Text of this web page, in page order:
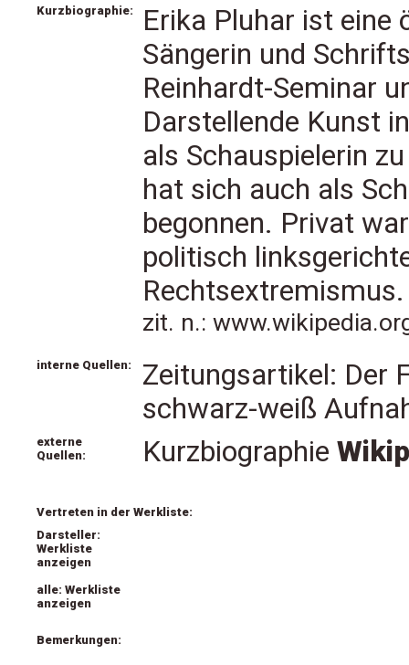
Kurzbiographie:
Erika Pluhar ist eine
Sängerin und
Reinhardt-Seminar
Darstellende Kunst
als Schauspielerin
hat sich auch als
begonnen. Privat
politisch
Rechtsextremismus.
zit. n.:
interne Quellen:
Zeitungsartikel: Der
schwarz-weiß
externe
Quellen:
Kurzbiographie
Vertreten in der Werkliste:
Darsteller:
Werkliste
anzeigen
alle: Werkliste
anzeigen
Bemerkungen: